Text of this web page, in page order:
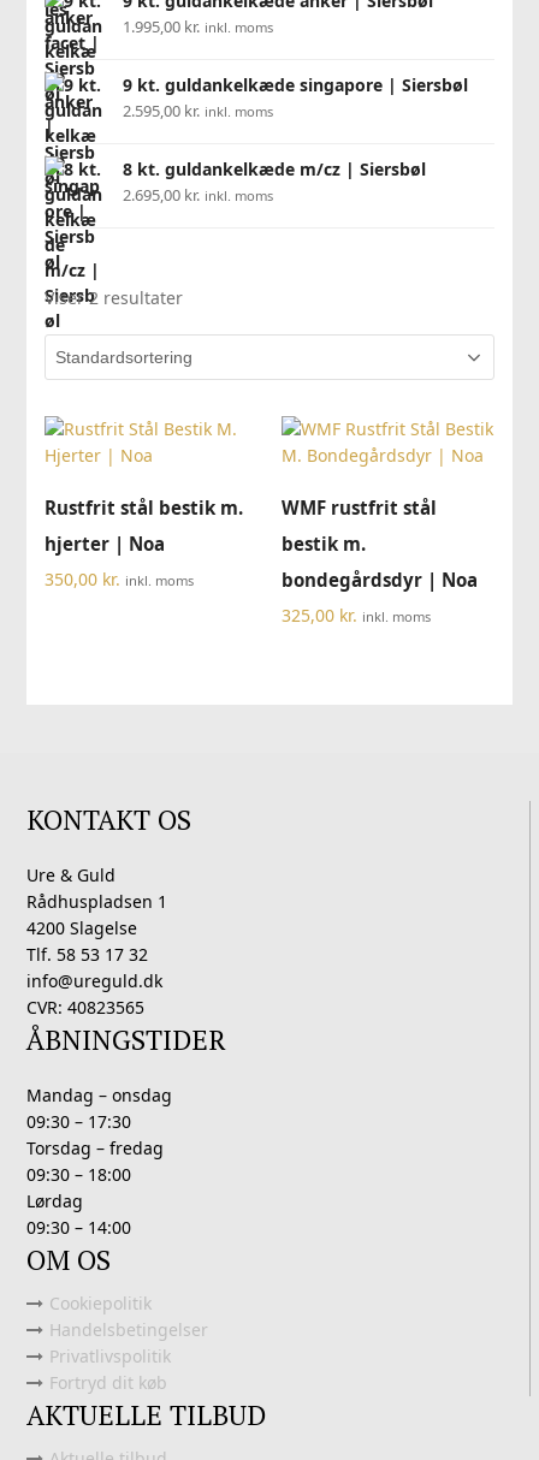
1.995,00 kr. inkl. moms
9 kt. guldankelkæde singapore | Siersbøl
2.595,00 kr. inkl. moms
8 kt. guldankelkæde m/cz | Siersbøl
2.695,00 kr. inkl. moms
Viser 2 resultater
Rustfrit stål bestik m.
hjerter | Noa
350,00 kr. inkl. moms
WMF rustfrit stål
bestik m.
bondegårdsdyr | Noa
325,00 kr. inkl. moms
KONTAKT OS
Ure & Guld
Rådhuspladsen 1
4200 Slagelse
Tlf. 58 53 17 32
info@ureguld.dk
CVR: 40823565
ÅBNINGSTIDER
Mandag – onsdag
09:30 – 17:30
Torsdag – fredag
09:30 – 18:00
Lørdag
09:30 – 14:00
OM OS
Cookiepolitik
Handelsbetingelser
Privatlivspolitik
Fortryd dit køb
AKTUELLE TILBUD